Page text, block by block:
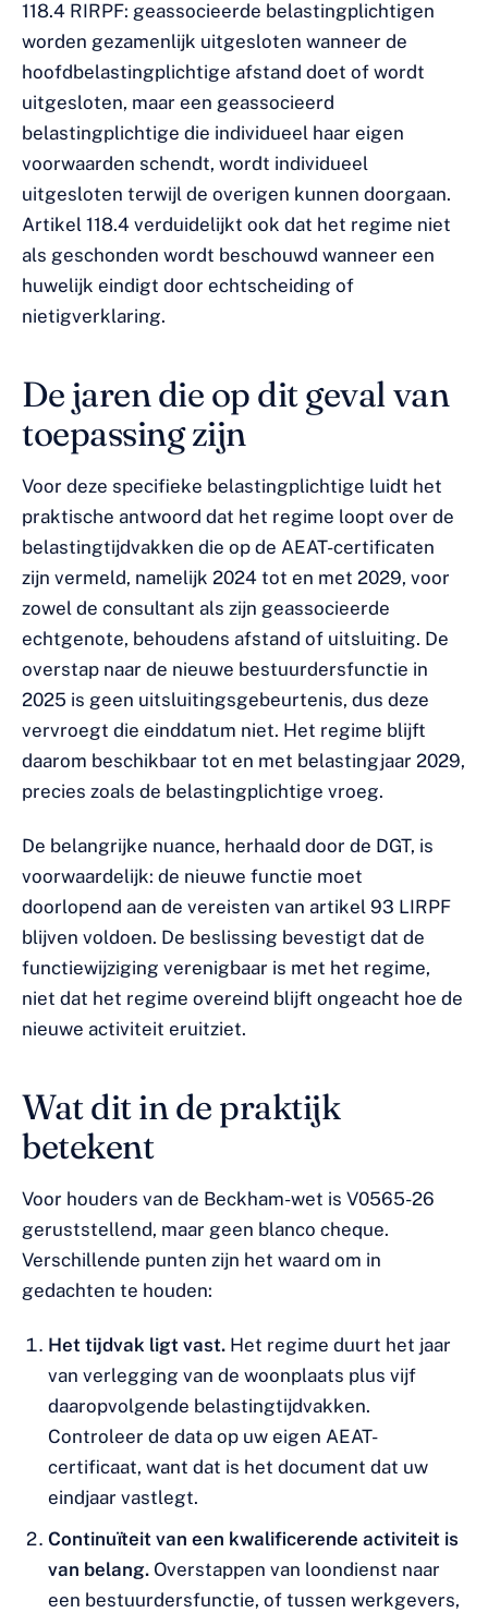
118.4 RIRPF: geassocieerde belastingplichtigen
worden gezamenlijk uitgesloten wanneer de
hoofdbelastingplichtige afstand doet of wordt
uitgesloten, maar een geassocieerd
belastingplichtige die individueel haar eigen
voorwaarden schendt, wordt individueel
uitgesloten terwijl de overigen kunnen doorgaan.
Artikel 118.4 verduidelijkt ook dat het regime niet
als geschonden wordt beschouwd wanneer een
huwelijk eindigt door echtscheiding of
nietigverklaring.
De jaren die op dit geval van
toepassing zijn
Voor deze specifieke belastingplichtige luidt het
praktische antwoord dat het regime loopt over de
belastingtijdvakken die op de AEAT-certificaten
zijn vermeld, namelijk 2024 tot en met 2029, voor
zowel de consultant als zijn geassocieerde
echtgenote, behoudens afstand of uitsluiting. De
overstap naar de nieuwe bestuurdersfunctie in
2025 is geen uitsluitingsgebeurtenis, dus deze
vervroegt die einddatum niet. Het regime blijft
daarom beschikbaar tot en met belastingjaar 2029,
precies zoals de belastingplichtige vroeg.
De belangrijke nuance, herhaald door de DGT, is
voorwaardelijk: de nieuwe functie moet
doorlopend aan de vereisten van artikel 93 LIRPF
blijven voldoen. De beslissing bevestigt dat de
functiewijziging verenigbaar is met het regime,
niet dat het regime overeind blijft ongeacht hoe de
nieuwe activiteit eruitziet.
Wat dit in de praktijk
betekent
Voor houders van de Beckham-wet is V0565-26
geruststellend, maar geen blanco cheque.
Verschillende punten zijn het waard om in
gedachten te houden:
Het tijdvak ligt vast. Het regime duurt het jaar
van verlegging van de woonplaats plus vijf
daaropvolgende belastingtijdvakken.
Controleer de data op uw eigen AEAT-
certificaat, want dat is het document dat uw
eindjaar vastlegt.
Continuïteit van een kwalificerende activiteit is
van belang. Overstappen van loondienst naar
een bestuurdersfunctie, of tussen werkgevers,